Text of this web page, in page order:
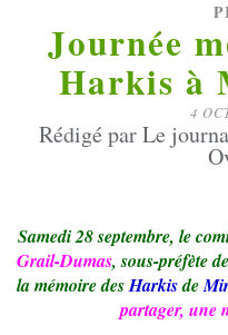
Journée
Harkis à
4
Rédigé par Le
Samedi 28 septembre, le
Grail-Dumas, sous-préfète
la mémoire desHarkisde
partager, une